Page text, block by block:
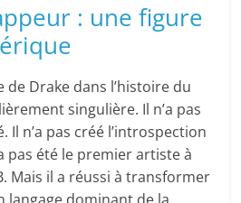
: une figure
de Drake dans l’histoire du
singulière. Il n’a pas
Il n’a pas créé l’introspection
pas été le premier artiste à
Mais il a réussi à transformer